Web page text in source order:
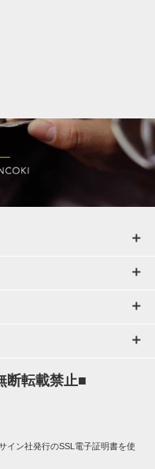
断転載禁止■
イン社発行のSSL電子証明書を使